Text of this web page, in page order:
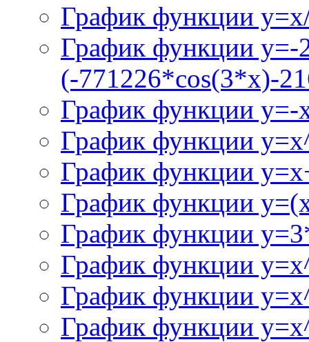
График функции
График функции y=-
(-771226*cos(3*x)-
График функции
График функции
График функции
График функции
График функции
График функции
График функции
График функции